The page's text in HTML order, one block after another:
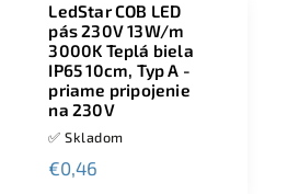
LedStar COB LED
pás 230V 13W/m
3000K Teplá biela
IP65 10cm, Typ A -
priame pripojenie
na 230V
✅ Skladom
€0,46